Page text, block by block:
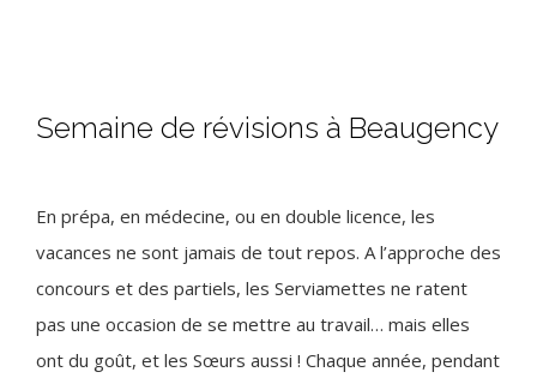
l'image
Semaine de révisions à Beaugency
En prépa, en médecine, ou en double licence, les
vacances ne sont jamais de tout repos. A l’approche des
concours et des partiels, les Serviamettes ne ratent
pas une occasion de se mettre au travail… mais elles
ont du goût, et les Sœurs aussi ! Chaque année, pendant